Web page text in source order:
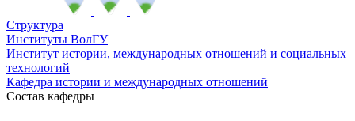
Структура
Институты ВолГУ
Институт истории, международных отношений и социальных
технологий
Кафедра истории и международных отношений
Состав кафедры